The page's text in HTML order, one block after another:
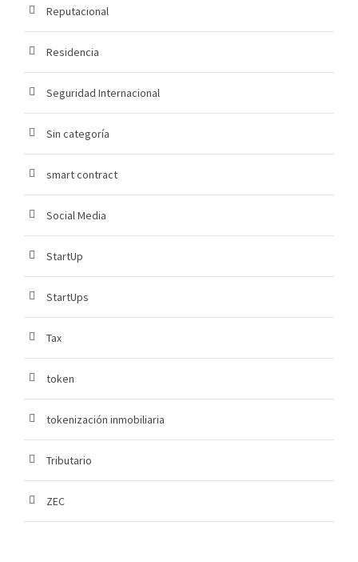
Reputacional
Residencia
Seguridad Internacional
Sin categoría
smart contract
Social Media
StartUp
StartUps
Tax
token
tokenización inmobiliaria
Tributario
ZEC